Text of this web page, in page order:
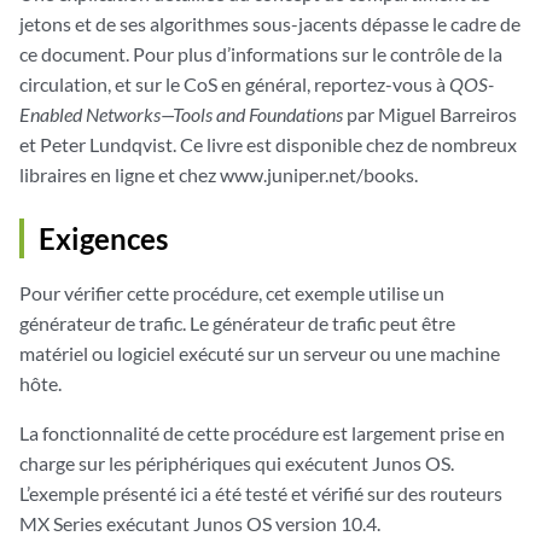
jetons et de ses algorithmes sous-jacents dépasse le cadre de
ce document. Pour plus d’informations sur le contrôle de la
circulation, et sur le CoS en général, reportez-vous à QOS-
Enabled Networks—Tools and Foundations par Miguel Barreiros
et Peter Lundqvist. Ce livre est disponible chez de nombreux
libraires en ligne et chez www.juniper.net/books.
Exigences
Pour vérifier cette procédure, cet exemple utilise un
générateur de trafic. Le générateur de trafic peut être
matériel ou logiciel exécuté sur un serveur ou une machine
hôte.
La fonctionnalité de cette procédure est largement prise en
charge sur les périphériques qui exécutent Junos OS.
L’exemple présenté ici a été testé et vérifié sur des routeurs
MX Series exécutant Junos OS version 10.4.